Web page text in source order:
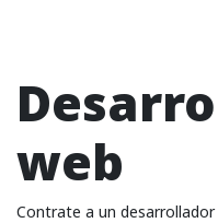
web
Contrate a un